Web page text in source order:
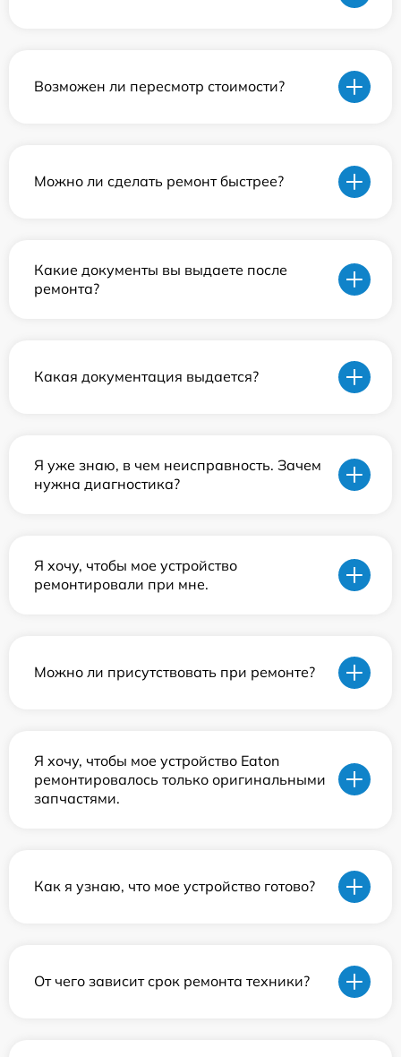
Возможен ли пересмотр стоимости?
Можно ли сделать ремонт быстрее?
Какие документы вы выдаете после
ремонта?
Какая документация выдается?
Я уже знаю, в чем неисправность. Зачем
нужна диагностика?
Я хочу, чтобы мое устройство
ремонтировали при мне.
Можно ли присутствовать при ремонте?
Я хочу, чтобы мое устройство Eaton
ремонтировалось только оригинальными
запчастями.
Как я узнаю, что мое устройство готово?
От чего зависит срок ремонта техники?